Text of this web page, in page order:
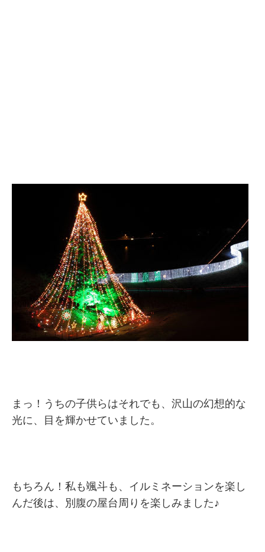
まっ！うちの子供らはそれでも、沢山の幻想的な
光に、目を輝かせていました。
もちろん！私も颯斗も、イルミネーションを楽し
んだ後は、別腹の屋台周りを楽しみました♪